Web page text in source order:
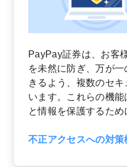
PayPay証券は、お客
を未然に防ぎ、万が
きるよう、複数のセ
います。これらの機
と情報を保護するため
不正アクセスへの対策